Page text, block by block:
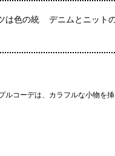
は色の統
デニムとニット
ルコーデは、カラフルな小物を